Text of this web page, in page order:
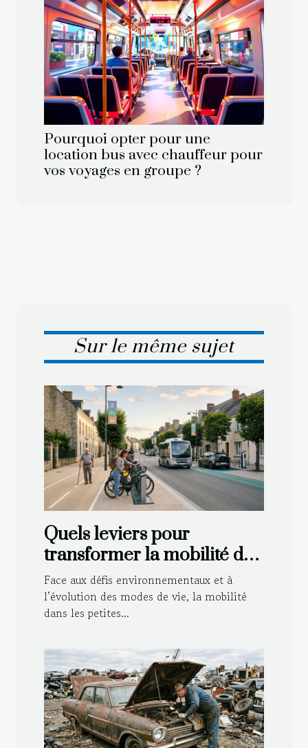
Pourquoi opter pour une
location bus avec chauffeur pour
vos voyages en groupe ?
Sur le même sujet
Quels leviers pour
transformer la mobilité des
petites villes aujourd’hui ?
Face aux défis environnementaux et à
l’évolution des modes de vie, la mobilité
dans les petites...